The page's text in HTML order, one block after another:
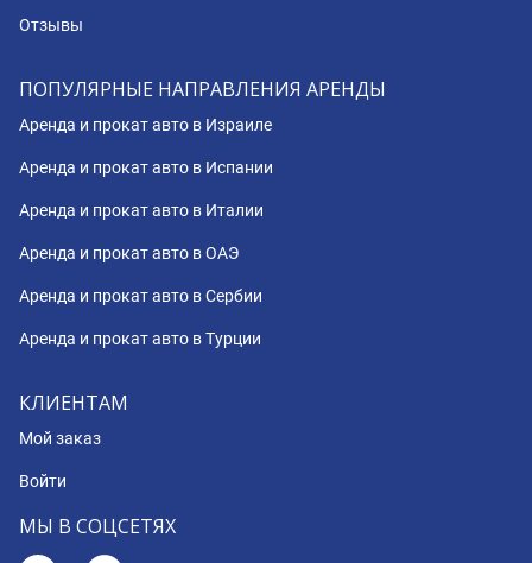
Отзывы
ПОПУЛЯРНЫЕ НАПРАВЛЕНИЯ АРЕНДЫ
Аренда и прокат авто в Израиле
Аренда и прокат авто в Испании
Аренда и прокат авто в Италии
Аренда и прокат авто в ОАЭ
Аренда и прокат авто в Сербии
Аренда и прокат авто в Турции
КЛИЕНТАМ
Мой заказ
Войти
МЫ В СОЦСЕТЯХ